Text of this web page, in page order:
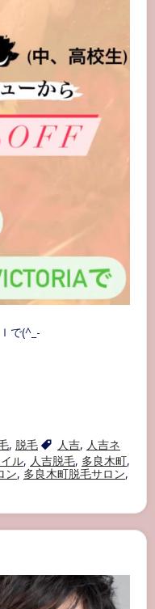
で(^_-
, 脱毛 人吉, 人吉ネ
ル, 人吉脱毛, 多良木町,
ン, 多良木町脱毛サロン,